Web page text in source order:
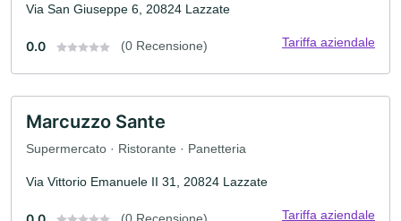
Via San Giuseppe 6, 20824 Lazzate
0.0 (0 Recensione) Tariffa aziendale
Marcuzzo Sante
Supermercato · Ristorante · Panetteria
Via Vittorio Emanuele II 31, 20824 Lazzate
(0 Recensione) Tariffa aziendale